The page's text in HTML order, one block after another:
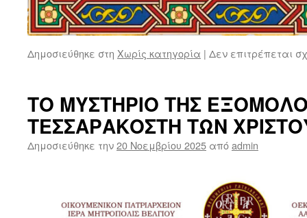
Δημοσιεύθηκε στη Χωρίς κατηγορία | Δεν επιτρέπεται
ΤΟ ΜΥΣΤΗΡΙΟ ΤΗΣ
ΤΕΣΣΑΡΑΚΟΣΤΗ ΤΩΝ
Δημοσιεύθηκε την20 Νοεμβρίου 2025 απόadmin